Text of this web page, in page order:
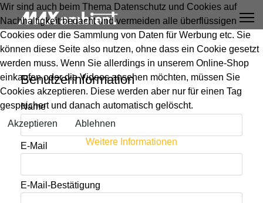
Benutzerinformation
Name
E-Mail
E-Mail-Bestätigung
Wir sind auch beim Thema Datenschutz und Cookies auf
Nachhaltigkeit bedacht und vermeiden alle überflüssigen
Cookies oder die Sammlung von Daten für Werbung etc. Sie
können diese Seite also nutzen, ohne dass ein Cookie gesetzt
werden muss. Wenn Sie allerdings in unserem Online-Shop
einkaufen oder die Videos ansehen möchten, müssen Sie
Cookies akzeptieren. Diese werden aber nur für einen Tag
gespeichert und danach automatisch gelöscht.
Akzeptieren
Ablehnen
Weitere Informationen